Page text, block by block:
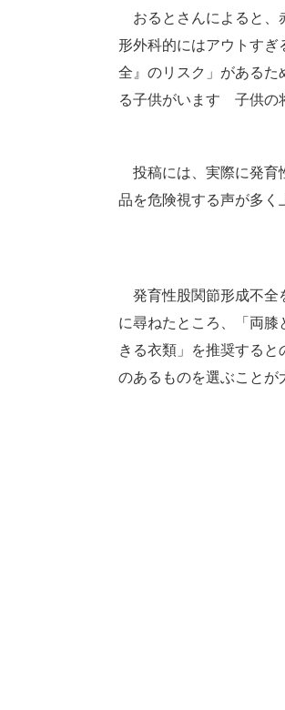
おるとさんによると、
形外科的にはアウトすぎ
全』のリスク」があるた
る子供がいます 子供の
投稿には、実際に発育
品を危険視する声が多く
発育性股関節形成不全
に尋ねたところ、「両
きる衣類」を推奨する
のあるものを選ぶことが